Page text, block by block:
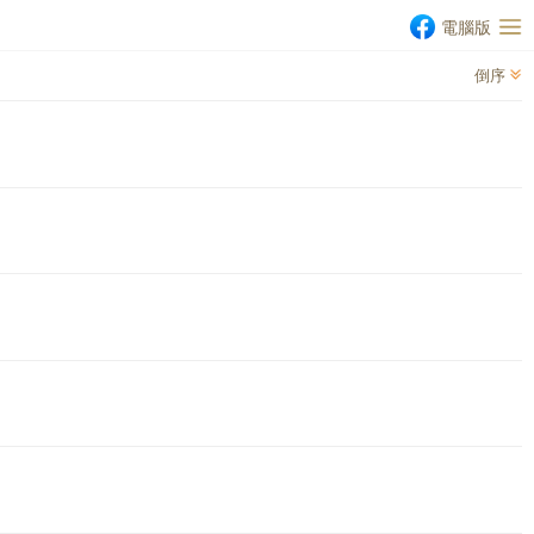
電腦版
倒序